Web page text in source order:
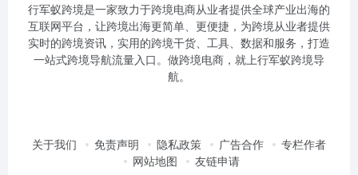
行军蚁跨境是一家致力于跨境电商从业者提供全球产业出海的
互联网平台，让跨境出海更简单、更便捷，为跨境从业者提供
实时的跨境资讯，实用的跨境干货、工具、数据和服务，打造
一站式跨境导航流量入口。做跨境电商，就上行军蚁跨境导
航。
关于我们 免责声明 隐私政策 广告合作
专栏作者
网站地图
友链申请